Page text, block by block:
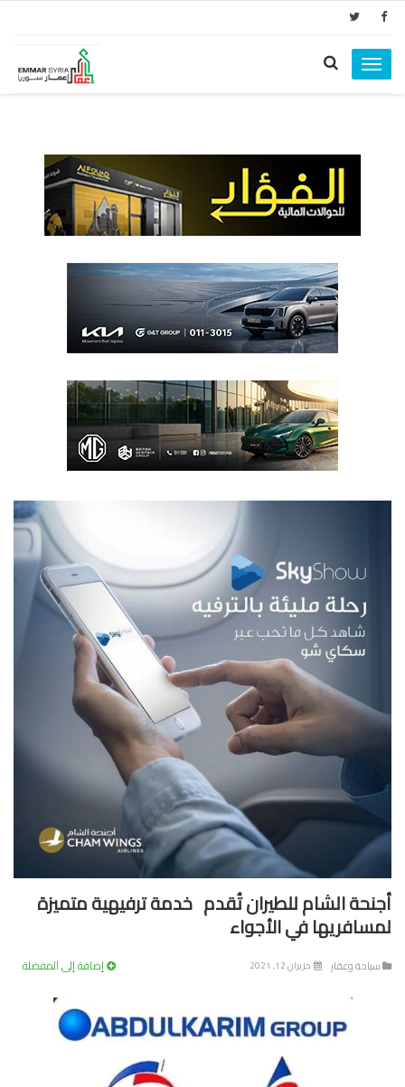
Toggle
navigation
الشام للطيران تُقدم خدمة ترفيهية متميزة
في الأجواء
وعقار حزيران 12, 2021 إضافة إلى المفضلة